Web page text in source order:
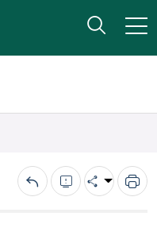
打開
小版
回上一頁錯誤回報
分享 列